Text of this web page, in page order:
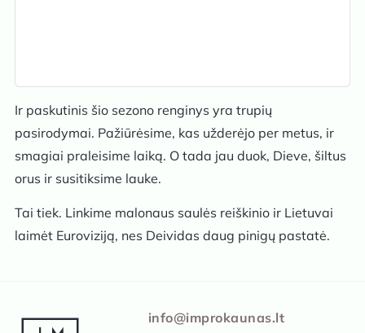
Ir paskutinis šio sezono renginys yra trupių
pasirodymai. Pažiūrėsime, kas užderėjo per metus, ir
smagiai praleisime laiką. O tada jau duok, Dieve, šiltus
orus ir susitiksime lauke.
Tai tiek. Linkime malonaus saulės reiškinio ir Lietuvai
laimėt Euroviziją, nes Deividas daug pinigų pastatė.
IMPRO Kaunasinfo@improkaunas.lt